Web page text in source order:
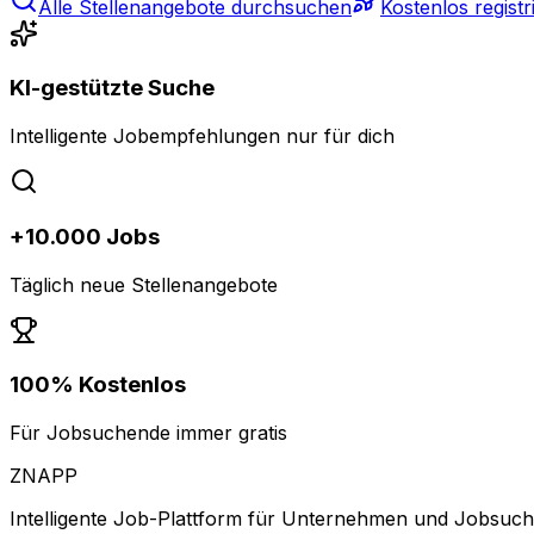
Alle Stellenangebote durchsuchen Kostenlos
KI-gestützte Suche
Intelligente Jobempfehlungen nur für dich
+10.000 Jobs
Täglich neue Stellenangebote
100% Kostenlos
Für Jobsuchende immer gratis
ZNAPP
Intelligente Job-Plattform für Unternehmen und